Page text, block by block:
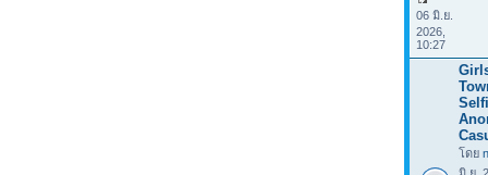
06 มิ.ย.
2026,
10:27
โดย